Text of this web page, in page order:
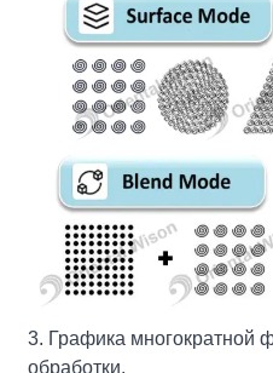
3. Графика многократной
обработки.